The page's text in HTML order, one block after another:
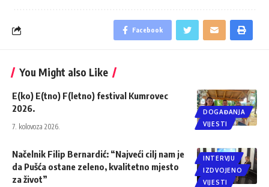
Facebook
You Might also Like
DOGAĐANJA
VIJESTI
E(ko) E(tno) F(letno) festival Kumrovec
2026.
7. kolovoza 2026.
INTERVJU
IZDVOJENO
VIJESTI
Načelnik Filip Bernardić: “Najveći cilj nam je
da Pušća ostane zeleno, kvalitetno mjesto
za život”